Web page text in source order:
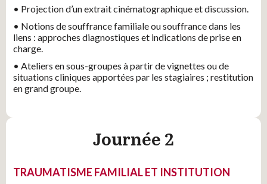
• Projection d’un extrait cinématographique et discussion.
• Notions de souffrance familiale ou souffrance dans les
liens : approches diagnostiques et indications de prise en
charge.
• Ateliers en sous-groupes à partir de vignettes ou de
situations cliniques apportées par les stagiaires ; restitution
en grand groupe.
Journée 2
TRAUMATISME FAMILIAL ET INSTITUTION
Code postal
Numéro de téléphone*